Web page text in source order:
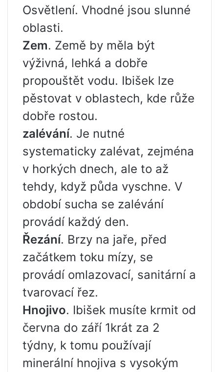
Osvětlení. Vhodné jsou slunné
oblasti.
Zem. Země by měla být
výživná, lehká a dobře
propouštět vodu. Ibišek lze
pěstovat v oblastech, kde růže
dobře rostou.
zalévání. Je nutné
systematicky zalévat, zejména
v horkých dnech, ale to až
tehdy, když půda vyschne. V
období sucha se zalévání
provádí každý den.
Řezání. Brzy na jaře, před
začátkem toku mízy, se
provádí omlazovací, sanitární a
tvarovací řez.
Hnojivo. Ibišek musíte krmit od
června do září 1krát za 2
týdny, k tomu používají
minerální hnojiva s vysokým